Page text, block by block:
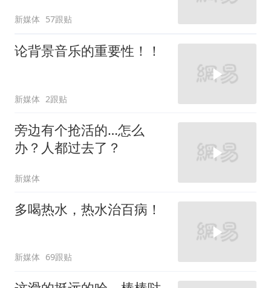
新媒体 57跟贴
论背景音乐的重要性！！
新媒体 2跟贴
旁边有个抢活的…怎么
办？人都过去了？
新媒体
多喝热水，热水治百病！
新媒体 69跟贴